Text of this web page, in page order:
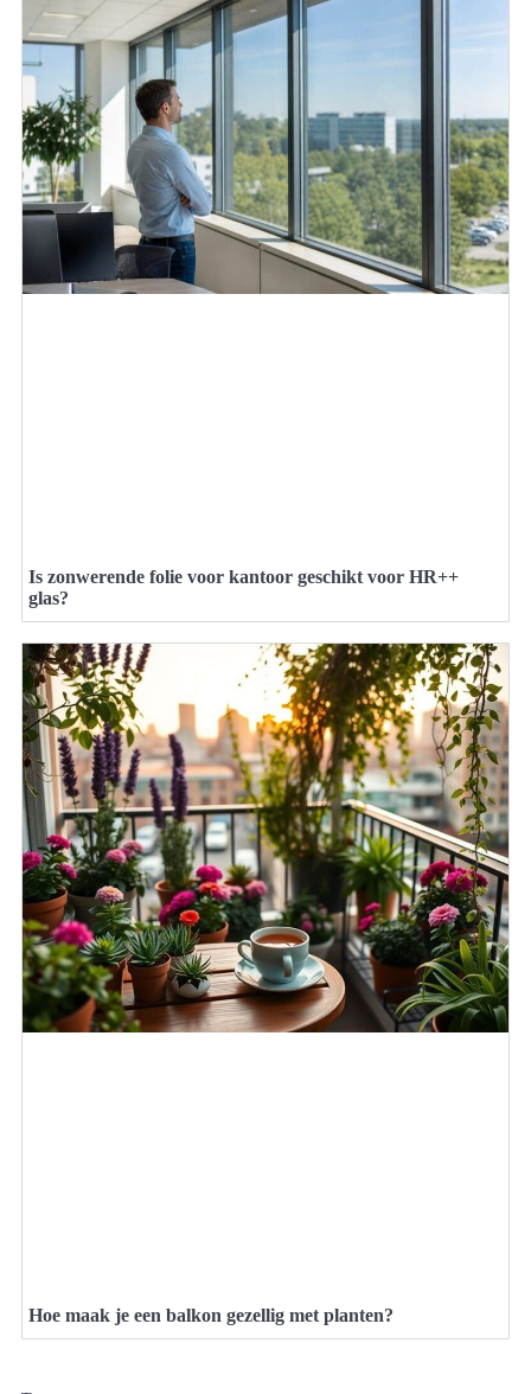
Is zonwerende folie voor kantoor geschikt voor HR++
glas?
Hoe maak je een balkon gezellig met planten?